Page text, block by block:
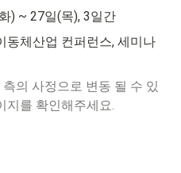
) ~ 27일(목), 3일간
동체산업 컨퍼런스, 세미나
의 사정으로 변동 될 수 있
지를 확인해주세요.